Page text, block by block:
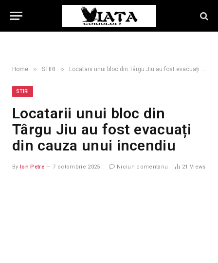
Home » STIRI » Locatarii unui bloc din Târgu Jiu au fost evacuați din cauza unui incendiu
STIRI
Locatarii unui bloc din
Târgu Jiu au fost evacuați
din cauza unui incendiu
By Ion Petre 7 octombrie 2025 Niciun comentariu 21 Views